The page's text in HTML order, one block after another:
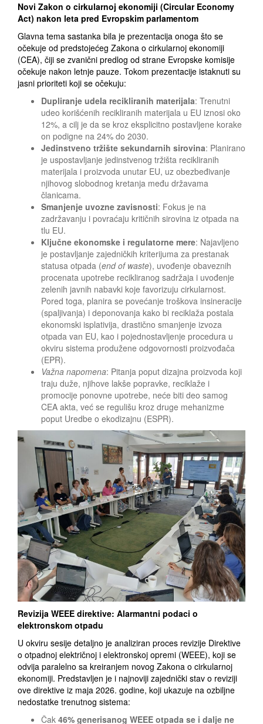
Novi Zakon o cirkularnoj ekonomiji (Circular Economy
Act) nakon leta pred Evropskim parlamentom
Glavna tema sastanka bila je prezentacija onoga što se
očekuje od predstojećeg Zakona o cirkularnoj ekonomiji
(CEA), čiji se zvanični predlog od strane Evropske komisije
očekuje nakon letnje pauze. Tokom prezentacije istaknuti su
jasni prioriteti koji se očekuju:
Dupliranje udela recikliranih materijala: Trenutni
udeo korišćenih recikliranih materijala u EU iznosi oko
12%, a cilj je da se kroz eksplicitno postavljene korake
on podigne na 24% do 2030.
Jedinstveno tržište sekundarnih sirovina: Planirano
je uspostavljanje jedinstvenog tržišta recikliranih
materijala i proizvoda unutar EU, uz obezbeđivanje
njihovog slobodnog kretanja među državama
članicama.
Smanjenje uvozne zavisnosti: Fokus je na
zadržavanju i povraćaju kritičnih sirovina iz otpada na
tlu EU.
Ključne ekonomske i regulatorne mere: Najavljeno
je postavljanje zajedničkih kriterijuma za prestanak
statusa otpada (end of waste), uvođenje obaveznih
procenata upotrebe recikliranog sadržaja i uvođenje
zelenih javnih nabavki koje favorizuju cirkularnost.
Pored toga, planira se povećanje troškova insineracije
(spaljivanja) i deponovanja kako bi reciklaža postala
ekonomski isplativija, drastično smanjenje izvoza
otpada van EU, kao i pojednostavljenje procedura u
okviru sistema produžene odgovornosti proizvođača
(EPR).
Važna napomena: Pitanja poput dizajna proizvoda koji
traju duže, njihove lakše popravke, reciklaže i
promocije ponovne upotrebe, neće biti deo samog
CEA akta, već se regulišu kroz druge mehanizme
poput Uredbe o ekodizajnu (ESPR).
Revizija WEEE direktive: Alarmantni podaci o
elektronskom otpadu
U okviru sesije detaljno je analiziran proces revizije Direktive
o otpadnoj električnoj i elektronskoj opremi (WEEE), koji se
odvija paralelno sa kreiranjem novog Zakona o cirkularnoj
ekonomiji. Predstavljen je i najnoviji zajednički stav o reviziji
ove direktive iz maja 2026. godine, koji ukazuje na ozbiljne
nedostatke trenutnog sistema:
Čak 46% generisanog WEEE otpada se i dalje ne